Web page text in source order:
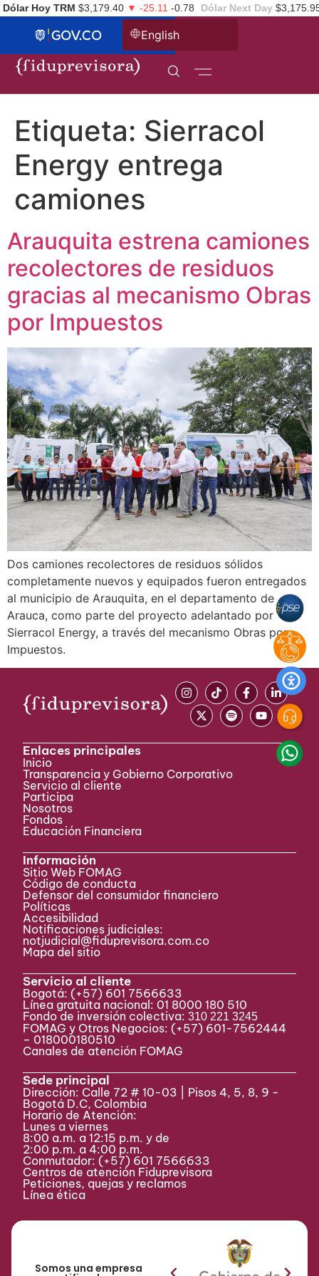
Dólar Hoy TRM $3,179.40 ▼ -25.11 -0.78 Dólar Next Day
English
Etiqueta: Sierracol
Energy entrega
camiones
Arauquita estrena camiones
recolectores de residuos
gracias al mecanismo Obras
por Impuestos
Dos camiones recolectores de residuos sólidos
completamente nuevos y equipados fueron entregados
al municipio de Arauquita, en el departamento de
Arauca, como parte del proyecto adelantado por
Sierracol Energy, a través del mecanismo Obras por
Impuestos.
Enlaces principales
Inicio
Transparencia y Gobierno Corporativo
Servicio al cliente
Participa ​
Nosotros
Fondos
Educación Financiera
Información
Sitio Web FOMAG
Código de conducta
Defensor del consumidor financiero
Políticas
Accesibilidad
Notificaciones judiciales:
notjudicial@fiduprevisora.com.co
Mapa del sitio
Servicio al cliente
Bogotá: (+57) 601 7566633
Línea gratuita nacional: 01 8000 180 510
Fondo de inversión colectiva:310 221 3245
FOMAG y Otros Negocios: (+57) 601-7562444
– 018000180510
Canales de atención FOMAG
Sede principal
Dirección: Calle 72 # 10-03 | Pisos 4, 5, 8, 9 -
Bogotá D.C, Colombia
Horario de Atención:
Lunes a viernes
8:00 a.m. a 12:15 p.m. y de
2:00 p.m. a 4:00 p.m.
Conmutador: (+57) 601 7566633
Centros de atención Fiduprevisora
Peticiones, quejas y reclamos
Línea ética
Somos una empresa